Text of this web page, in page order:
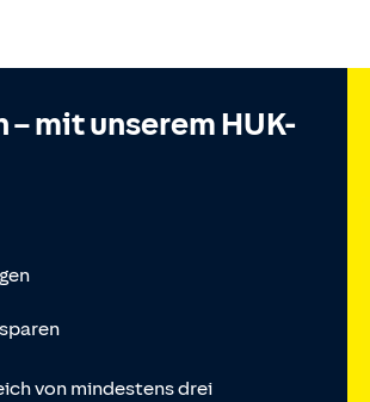
– mit unserem HUK-
von mindestens drei